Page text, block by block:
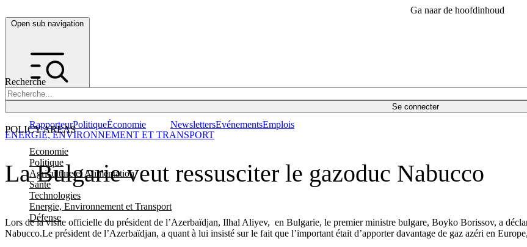
Ga naar de hoofdinhoud
Open sub navigation
Recherche
Se connecter
POLICY AREAS
Economie
Politique
Agriculture et Alimentation
Santé
Technologies
Energie, Environnement et Transport
Défense
RapporteurPolitiqueÉconomie NewslettersEvénementsEmplois
La Bulgarie veut ressusciter le gazoduc Nabucco
Lors de la visite officielle du président de l’Azerbaïdjan, Ilhal Aliyev, en Bulgarie, le premier ministre bulgare, Boyko Borissov, a
Nabucco.Le président de l’Azerbaïdjan, a quant à lui insisté sur le fait que l’important était d’apporter davantage de gaz azéri en
ENERGIE, ENVIRONNEMENT ET TRANSPORT